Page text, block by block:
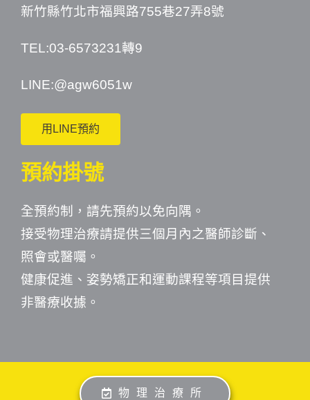
新竹縣竹北市福興路755巷27弄8號
TEL:03-6573231轉9
LINE:@agw6051w
用LINE預約
預約掛號
全預約制，請先預約以免向隅。
接受物理治療請提供三個月內之醫師診斷、
照會或醫囑。
健康促進、姿勢矯正和運動課程等項目提供
非醫療收據。
物理治療所